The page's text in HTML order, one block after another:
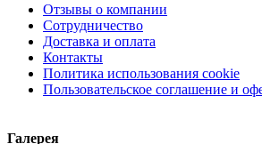
Отзывы о компании
Сотрудничество
Доставка и оплата
Контакты
Политика использования cookie
Пользовательское соглашение и
Галерея